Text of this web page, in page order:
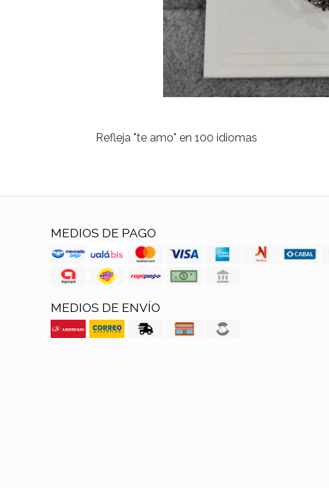
Refleja "te amo" en 100 idiomas
MEDIOS DE PAGO
MEDIOS DE ENVÍO